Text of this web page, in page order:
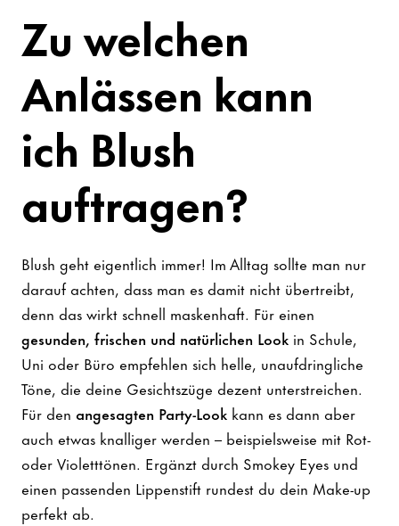
Zu welchen
Anlässen kann
ich Blush
auftragen?
Blush geht eigentlich immer! Im Alltag sollte man nur
darauf achten, dass man es damit nicht übertreibt,
denn das wirkt schnell maskenhaft. Für einen
gesunden, frischen und natürlichen Look in Schule,
Uni oder Büro empfehlen sich helle, unaufdringliche
Töne, die deine Gesichtszüge dezent unterstreichen.
Für den angesagten Party-Look kann es dann aber
auch etwas knalliger werden – beispielsweise mit Rot-
oder Violetttönen. Ergänzt durch Smokey Eyes und
einen passenden Lippenstift rundest du dein Make-up
perfekt ab.